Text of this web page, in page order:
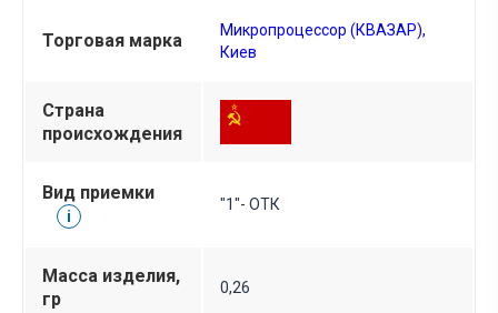
Торговая марка
Микропроцессор (КВАЗАР),
Киев
Страна
происхождения
Вид приемки
i
"1"- ОТК
Масса изделия,
гр
0,26